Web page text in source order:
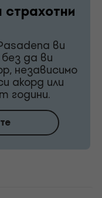
страхотни
ви
да ви
независимо
акорд или
години.